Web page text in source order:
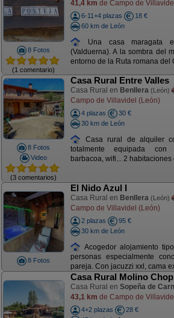
8 Fotos
(1 comentario)
41,4 km de Campo de
6-11+4 plazas
18 €
60 km de León
Una casa maragata
(Valduerna). A la sombra del
entorno de la Ruta romana del
8 Fotos
Video
(3 comentarios)
Casa Rural Entre Valles
Casa Rural en Benllera (León)
Campo de Villavidel (León)
4 plazas
30 €
30 km de León
Casa rural de alquiler
totalmente equipada con
barbacoa, wifi... 2 habitaciones
8 Fotos
El Nido Azul I
Casa Rural en Benllera (León)
Campo de Villavidel (León)
2 plazas
95 €
30 km de León
Acogedor alojamiento
personas especialmente
pareja. Con jacuzzi xxl, cama
Casa Rural Molino
Casa Rural en Sopeña de
43,1 km de Campo de
4+2 plazas
28 €